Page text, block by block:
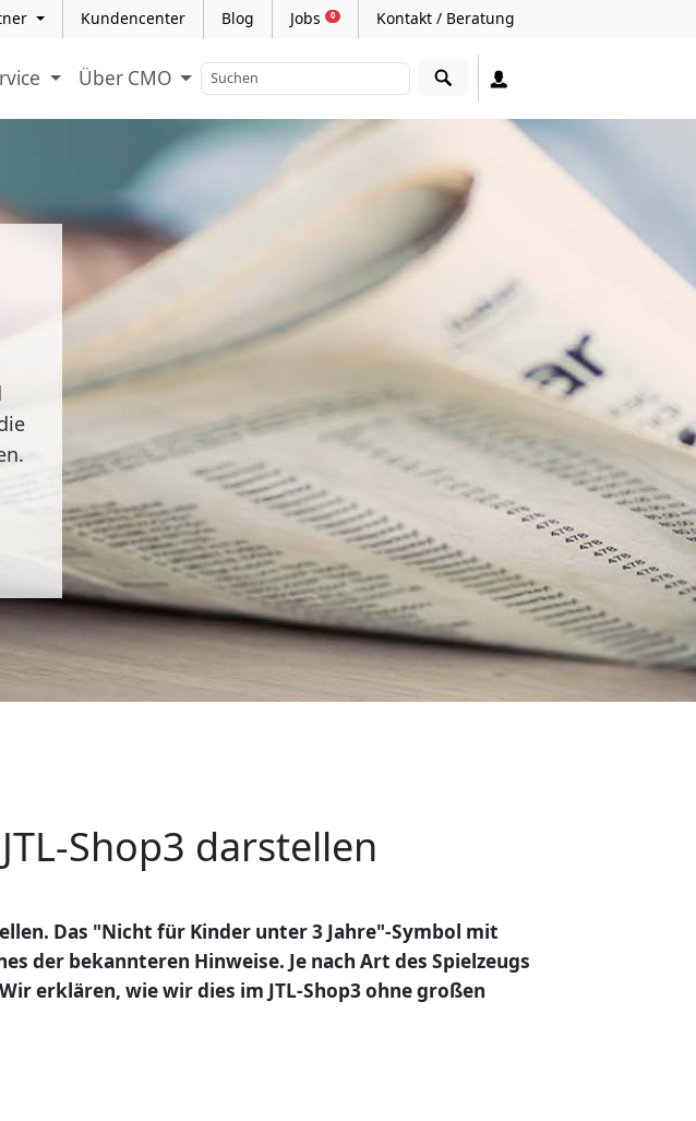
Kundencenter Blog Jobs 0 Kontakt / Beratung
Über CMO
Shop3 darstellen
Das "Nicht für Kinder unter 3 Jahre"-Symbol mit
der bekannteren Hinweise. Je nach Art des Spielzeugs
erklären, wie wir dies im JTL-Shop3 ohne großen